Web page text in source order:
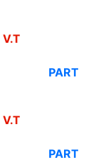
V.T
PART
V.T
PART